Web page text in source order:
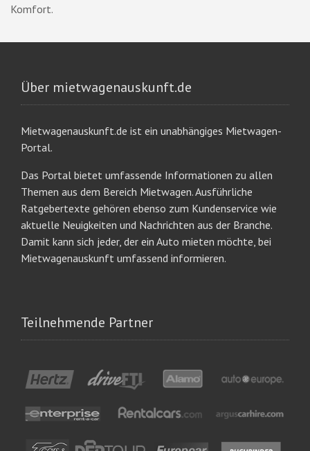
Komfort.
Über mietwagenauskunft.de
Mietwagenauskunft.de ist ein unabhängiges Mietwagen-
Portal.
Das Portal bietet umfassende Informationen zu allen
Themen aus dem Bereich Mietwagen. Ausführliche
Ratgebertexte gehören ebenso zum Kundenservice wie
aktuelle Neuigkeiten und Nachrichten aus der Branche.
Damit kann sich jeder, der ein Auto mieten möchte, bei
Mietwagenauskunft umfassend informieren.
Teilnehmende Partner